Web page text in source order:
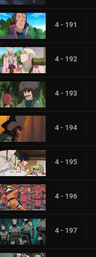
4 - 191
4 - 192
4 - 193
4 - 194
4 - 195
4 - 196
4 - 197